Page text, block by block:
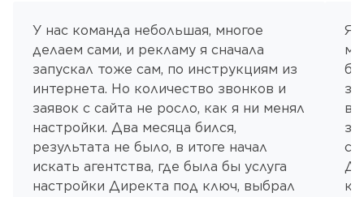
У нас команда небольшая, многое
делаем сами, и рекламу я сначала
запускал тоже сам, по инструкциям из
интернета. Но количество звонков и
заявок с сайта не росло, как я ни менял
настройки. Два месяца бился,
результата не было, в итоге начал
искать агентства, где была бы услуга
настройки Директа под ключ, выбрал
Я